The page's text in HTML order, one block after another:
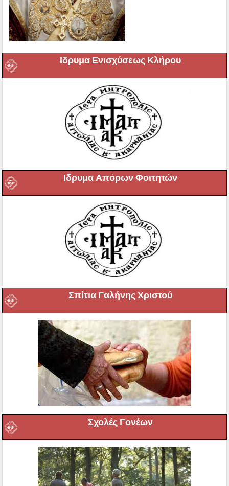
Ιδρυμα Ενισχύσεως Κλήρου
Ιδρυμα Απόρων Φοιτητών
Σπίτια Γαλήνης Χριστού
Σχολές Γονέων